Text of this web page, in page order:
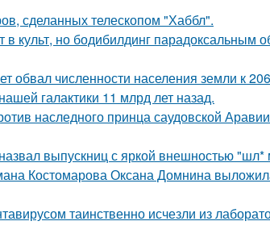
сделанных телескопом "Хаббл".
культ, но бодибилдинг парадоксальным
обвал численности населения земли к
галактики 11 млрд лет назад.
наследного принца саудовской
выпускниц с яркой внешностью "шл*
Костомарова Оксана Домнина
таинственно исчезли из